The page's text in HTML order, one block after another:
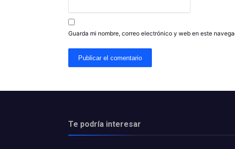
Guarda mi nombre, correo electrónico y web en este
Te podría interesar